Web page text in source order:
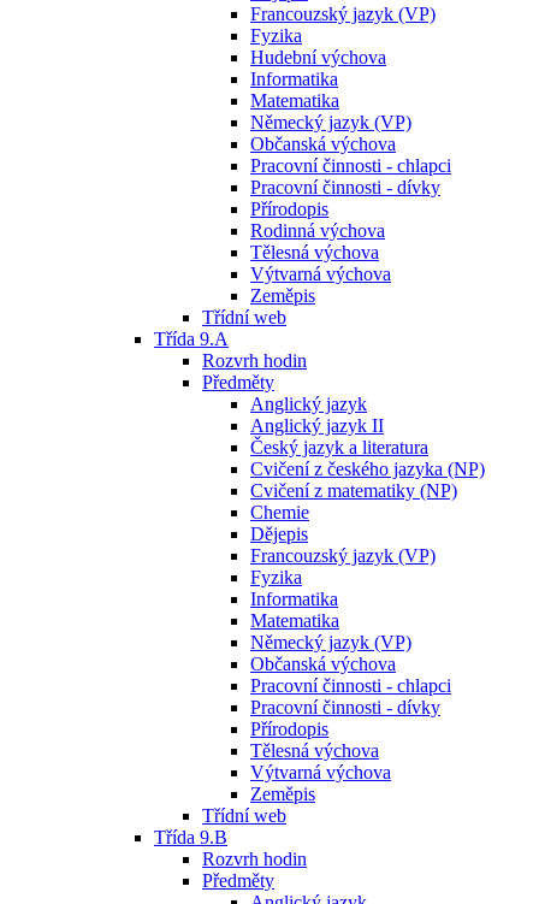
Francouzský jazyk (VP)
Fyzika
Hudební výchova
Informatika
Matematika
Německý jazyk (VP)
Občanská výchova
Pracovní činnosti - chlapci
Pracovní činnosti - dívky
Přírodopis
Rodinná výchova
Tělesná výchova
Výtvarná výchova
Zeměpis
Třídní web
Třída 9.A
Rozvrh hodin
Předměty
Anglický jazyk
Anglický jazyk II
Český jazyk a literatura
Cvičení z českého jazyka (NP)
Cvičení z matematiky (NP)
Chemie
Dějepis
Francouzský jazyk (VP)
Fyzika
Informatika
Matematika
Německý jazyk (VP)
Občanská výchova
Pracovní činnosti - chlapci
Pracovní činnosti - dívky
Přírodopis
Tělesná výchova
Výtvarná výchova
Zeměpis
Třídní web
Třída 9.B
Rozvrh hodin
Předměty